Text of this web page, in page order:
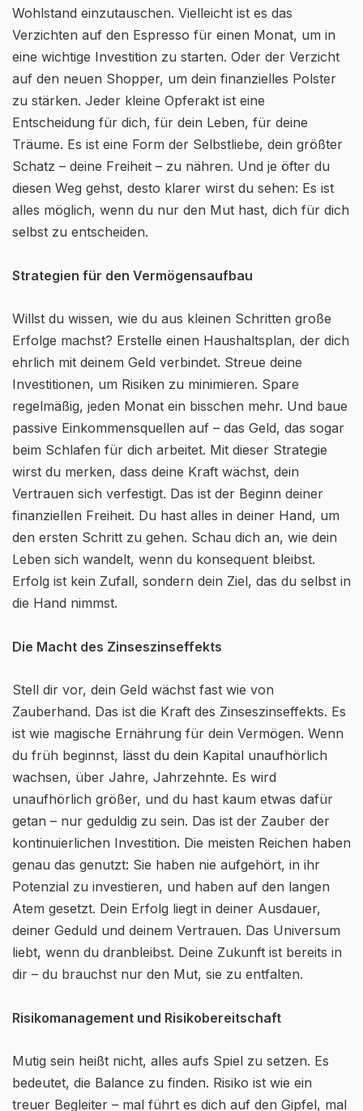
Wohlstand einzutauschen. Vielleicht ist es das
Verzichten auf den Espresso für einen Monat, um in
eine wichtige Investition zu starten. Oder der Verzicht
auf den neuen Shopper, um dein finanzielles Polster
zu stärken. Jeder kleine Opferakt ist eine
Entscheidung für dich, für dein Leben, für deine
Träume. Es ist eine Form der Selbstliebe, dein größter
Schatz – deine Freiheit – zu nähren. Und je öfter du
diesen Weg gehst, desto klarer wirst du sehen: Es ist
alles möglich, wenn du nur den Mut hast, dich für dich
selbst zu entscheiden.
Strategien für den Vermögensaufbau
Willst du wissen, wie du aus kleinen Schritten große
Erfolge machst? Erstelle einen Haushaltsplan, der dich
ehrlich mit deinem Geld verbindet. Streue deine
Investitionen, um Risiken zu minimieren. Spare
regelmäßig, jeden Monat ein bisschen mehr. Und baue
passive Einkommensquellen auf – das Geld, das sogar
beim Schlafen für dich arbeitet. Mit dieser Strategie
wirst du merken, dass deine Kraft wächst, dein
Vertrauen sich verfestigt. Das ist der Beginn deiner
finanziellen Freiheit. Du hast alles in deiner Hand, um
den ersten Schritt zu gehen. Schau dich an, wie dein
Leben sich wandelt, wenn du konsequent bleibst.
Erfolg ist kein Zufall, sondern dein Ziel, das du selbst in
die Hand nimmst.
Die Macht des Zinseszinseffekts
Stell dir vor, dein Geld wächst fast wie von
Zauberhand. Das ist die Kraft des Zinseszinseffekts. Es
ist wie magische Ernährung für dein Vermögen. Wenn
du früh beginnst, lässt du dein Kapital unaufhörlich
wachsen, über Jahre, Jahrzehnte. Es wird
unaufhörlich größer, und du hast kaum etwas dafür
getan – nur geduldig zu sein. Das ist der Zauber der
kontinuierlichen Investition. Die meisten Reichen haben
genau das genutzt: Sie haben nie aufgehört, in ihr
Potenzial zu investieren, und haben auf den langen
Atem gesetzt. Dein Erfolg liegt in deiner Ausdauer,
deiner Geduld und deinem Vertrauen. Das Universum
liebt, wenn du dranbleibst. Deine Zukunft ist bereits in
dir – du brauchst nur den Mut, sie zu entfalten.
Risikomanagement und Risikobereitschaft
Mutig sein heißt nicht, alles aufs Spiel zu setzen. Es
bedeutet, die Balance zu finden. Risiko ist wie ein
treuer Begleiter – mal führt es dich auf den Gipfel, mal